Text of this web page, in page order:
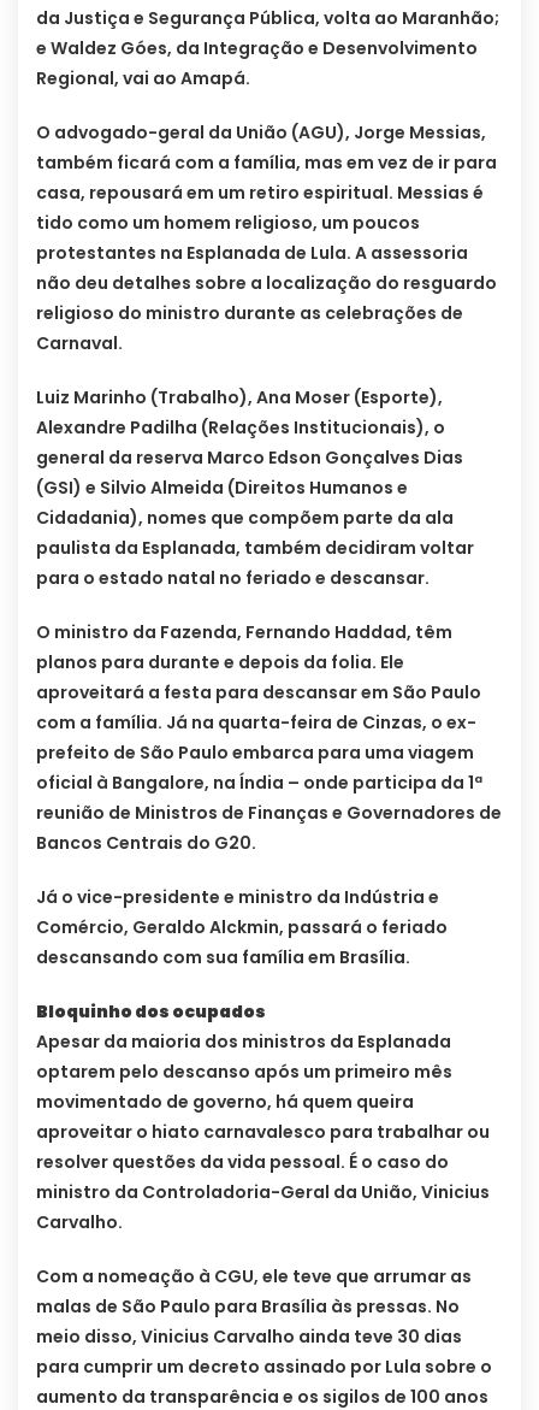
da Justiça e Segurança Pública, volta ao Maranhão;
e Waldez Góes, da Integração e Desenvolvimento
Regional, vai ao Amapá.
O advogado-geral da União (AGU), Jorge Messias,
também ficará com a família, mas em vez de ir para
casa, repousará em um retiro espiritual. Messias é
tido como um homem religioso, um poucos
protestantes na Esplanada de Lula. A assessoria
não deu detalhes sobre a localização do resguardo
religioso do ministro durante as celebrações de
Carnaval.
Luiz Marinho (Trabalho), Ana Moser (Esporte),
Alexandre Padilha (Relações Institucionais), o
general da reserva Marco Edson Gonçalves Dias
(GSI) e Silvio Almeida (Direitos Humanos e
Cidadania), nomes que compõem parte da ala
paulista da Esplanada, também decidiram voltar
para o estado natal no feriado e descansar.
O ministro da Fazenda, Fernando Haddad, têm
planos para durante e depois da folia. Ele
aproveitará a festa para descansar em São Paulo
com a família. Já na quarta-feira de Cinzas, o ex-
prefeito de São Paulo embarca para uma viagem
oficial à Bangalore, na Índia – onde participa da 1ª
reunião de Ministros de Finanças e Governadores de
Bancos Centrais do G20.
Já o vice-presidente e ministro da Indústria e
Comércio, Geraldo Alckmin, passará o feriado
descansando com sua família em Brasília.
Bloquinho dos ocupados
Apesar da maioria dos ministros da Esplanada
optarem pelo descanso após um primeiro mês
movimentado de governo, há quem queira
aproveitar o hiato carnavalesco para trabalhar ou
resolver questões da vida pessoal. É o caso do
ministro da Controladoria-Geral da União, Vinicius
Carvalho.
Com a nomeação à CGU, ele teve que arrumar as
malas de São Paulo para Brasília às pressas. No
meio disso, Vinicius Carvalho ainda teve 30 dias
para cumprir um decreto assinado por Lula sobre o
aumento da transparência e os sigilos de 100 anos